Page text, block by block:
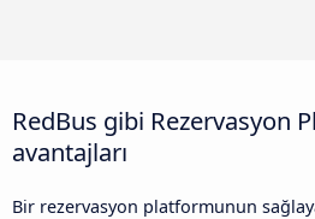
RedBus gibi Rezervasyon
avantajları
Bir rezervasyon platformunun